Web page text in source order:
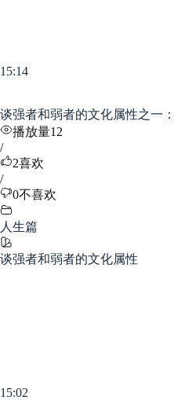
15:14
谈强者和弱者的文化属性之一
播放量12
/
2喜欢
/
0不喜欢
人生篇
谈强者和弱者的文化属性
15:02